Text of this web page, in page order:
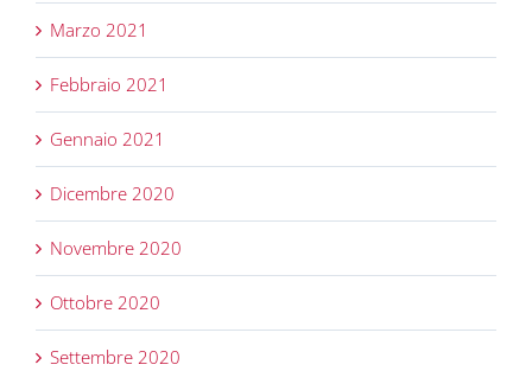
Marzo 2021
Febbraio 2021
Gennaio 2021
Dicembre 2020
Novembre 2020
Ottobre 2020
Settembre 2020